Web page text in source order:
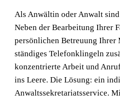
Als Anwältin oder Anwalt
Neben der Bearbeitung Ihrer
persönlichen Betreuung Ihrer
ständiges Telefonklingeln
konzentrierte Arbeit und
ins Leere. Die Lösung: ein
Anwaltssekretariatsservice.